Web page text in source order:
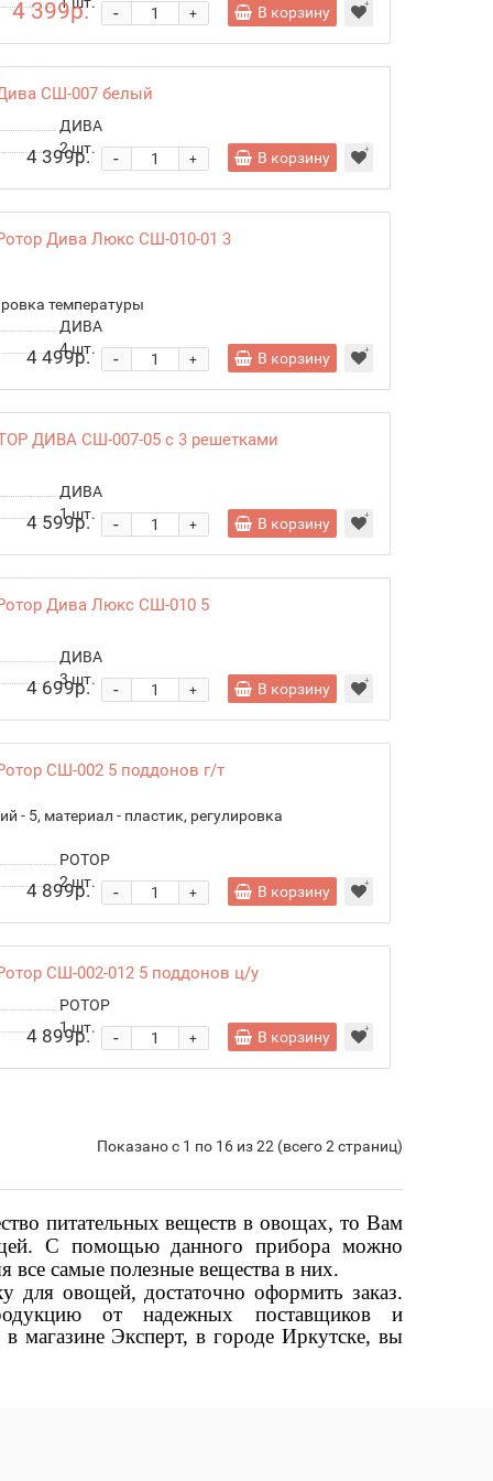
4 399р. +
- В корзину
СШ-007 белый
ДИВА
2шт.
4 399р. +
- В корзину
Дива Люкс СШ-010-01 3
температуры
ДИВА
4шт.
4 499р. +
- В корзину
ДИВА СШ-007-05 с 3 решетками
ДИВА
1шт.
4 599р. +
- В корзину
Дива Люкс СШ-010 5
ДИВА
3шт.
4 699р. +
- В корзину
СШ-002 5 поддонов г/т
- 5, материал - пластик, регулировка
РОТОР
2шт.
4 899р. +
- В корзину
СШ-002-012 5 поддонов ц/у
РОТОР
1шт.
4 899р. +
- В корзину
Показано с 1 по 16 из 22 (всего 2 страниц)
питательных веществ в овощах, то Вам
С помощью данного прибора можно
все самые полезные вещества в них.
для овощей, достаточно оформить заказ.
от надежных поставщиков и
магазине Эксперт, в городе Иркутске, вы